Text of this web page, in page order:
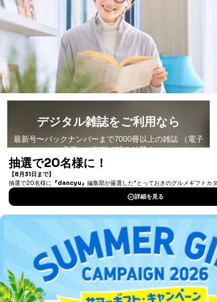
①利用目的を本人に通知し、又は公表することによって
本人又は第三者の生命、身体、財産その他の権利利益を
害するおそれがある場合
②利用目的を本人に通知し、又は公表することによって
当該事業者の権利又は正当な利益を害するおそれがある
場合
③国の機関又は地方公共団体が法令の定める事務を遂行
することに対して協力する必要がある場合であって、利
用目的を本人に通知し、又は公表することによって当該
事務の遂行に支障を及ぼすおそれがあるとき
④開示対象個人情報の利用目的が明らかな場合
開示対象個人情報については、保有個人データの本人ま
たはその代理人からの利用目的の通知、開示、変更等
（内容の訂正、追加または削除）、利用停止等（「利用
の停止または消去」「第三者への提供の停止」）の求め
に対応させていただいております。 当社顧客の皆様の
個人情報は「マイページ」にログインしていただくこと
で、訂正、追加、変更を行っていただくことが出来ま
す。マイページをご利用いただけない方、その他の方に
つきましては、下記Aをご覧ください。 また、ご登録い
情報に変更があった場合には、当社が登録情報を変更さ
せていただく場合があります。
A.開示等の求めの申し出先、提出していただく書面等
開示等の求めは、電話又は電子メールにて下記までお申
し付けください。開示等の求めに際して提出していただ
く書面等については、その際にご案内いたします。
■電話による場合
デジタル雑誌をご利用なら
最新号〜バックナンバーまで7000冊以上の雑誌 （電子
書籍）が無料で読み放題！
タダ読みサービス
DOWNLOAD FOR IOS
DOWNLOAD FOR ANDROID
ご利用方法はこちら
総合案内